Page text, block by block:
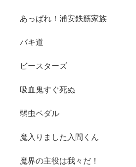
あっぱれ！浦安鉄筋家族
バキ道
ビースターズ
吸血鬼すぐ死ぬ
弱虫ペダル
魔入りました入間くん
魔界の主役は我々だ！